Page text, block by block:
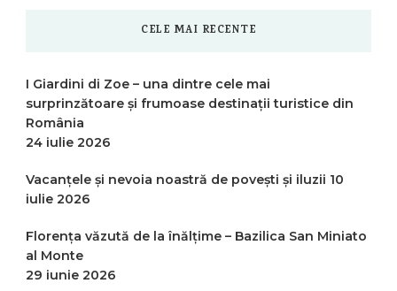
CELE MAI RECENTE
I Giardini di Zoe – una dintre cele mai
surprinzătoare și frumoase destinații turistice din
România
24 iulie 2026
Vacanțele și nevoia noastră de povești și iluzii 10
iulie 2026
Florența văzută de la înălțime – Bazilica San Miniato
al Monte
29 iunie 2026